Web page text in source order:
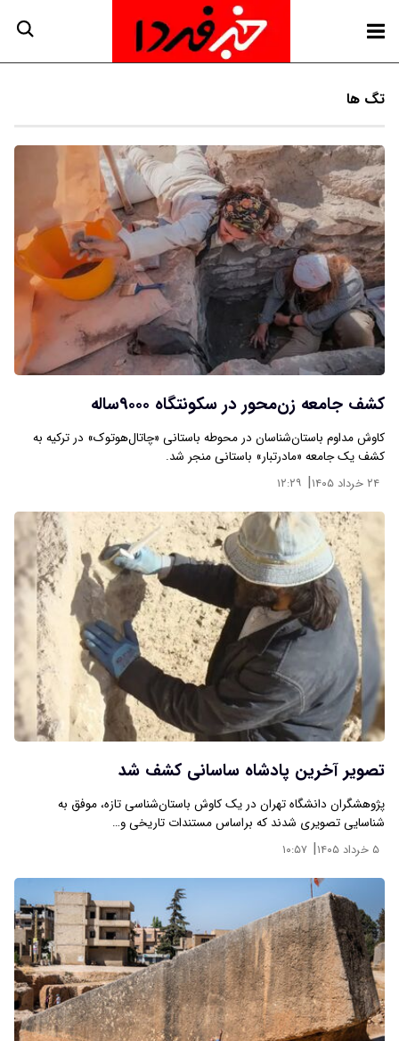
تگ ها
کشف جامعه زن‌محور در سکونتگاه ۹۰۰۰ساله
کاوش مداوم باستان‌شناسان در محوطه باستانی «چاتال‌هوتوک» در ترکیه به
کشف یک جامعه «مادرتبار» باستانی منجر شد.
۲۴ خرداد ۱۴۰۵ | ۱۲:۲۹
تصویر آخرین پادشاه ساسانی کشف شد
پژوهشگران دانشگاه تهران در یک کاوش باستان‌شناسی تازه، موفق به
شناسایی تصویری شدند که براساس مستندات تاریخی و…
۵ خرداد ۱۴۰۵ | ۱۰:۵۷